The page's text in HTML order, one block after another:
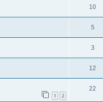
10
5
3
12
1 2
22